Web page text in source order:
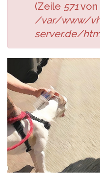
(Zeile 571von
/var/www/
server.de/